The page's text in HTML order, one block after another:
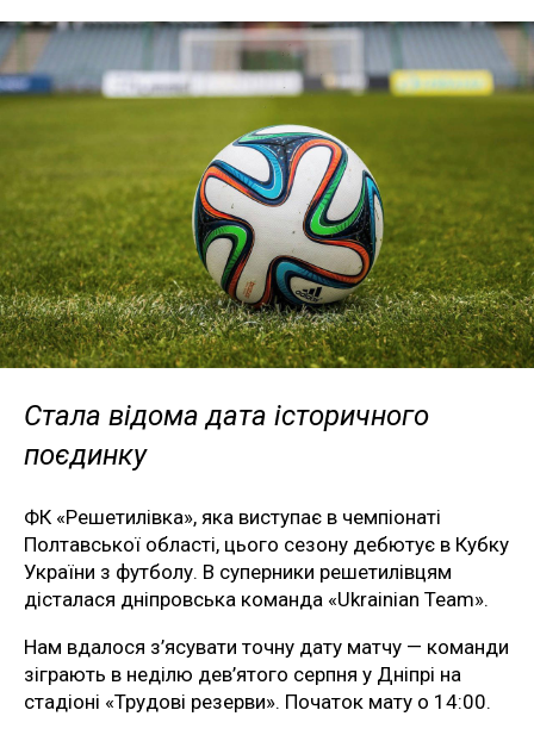
Стала відома дата історичного
поєдинку
ФК «Решетилівка», яка виступає в чемпіонаті
Полтавської області, цього сезону дебютує в Кубку
України з футболу. В суперники решетилівцям
дісталася дніпровська команда «Ukrainian Team».
Нам вдалося з’ясувати точну дату матчу — команди
зіграють в неділю дев’ятого серпня у Дніпрі на
стадіоні «Трудові резерви». Початок мату о 14:00.